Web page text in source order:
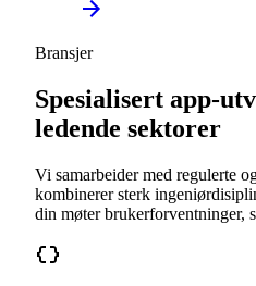
Bransjer
Spesialisert app-
ledende sektorer
Vi samarbeider med regulerte
kombinerer sterk
din møter brukerforventninger,